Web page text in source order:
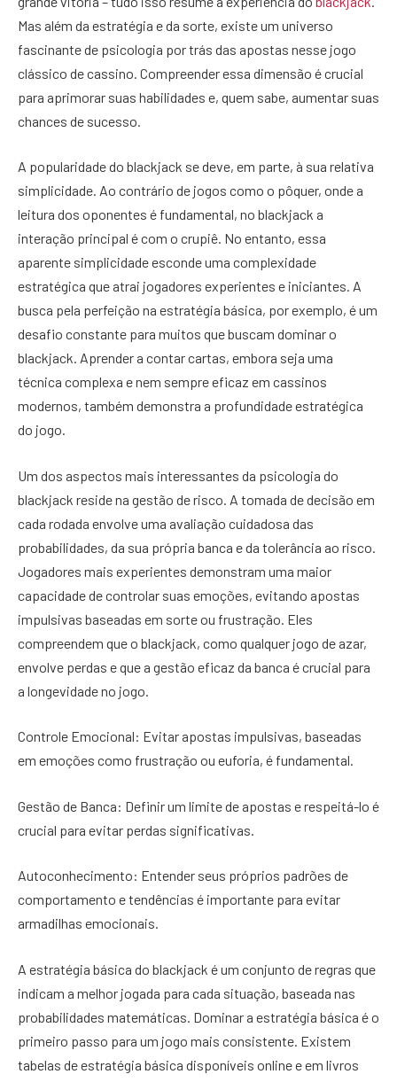
Mas além da estratégia e da sorte, existe um universo
fascinante de psicologia por trás das apostas nesse jogo
clássico de cassino. Compreender essa dimensão é crucial
para aprimorar suas habilidades e, quem sabe, aumentar suas
chances de sucesso.
A popularidade do blackjack se deve, em parte, à sua relativa
simplicidade. Ao contrário de jogos como o pôquer, onde a
leitura dos oponentes é fundamental, no blackjack a
interação principal é com o crupiê. No entanto, essa
aparente simplicidade esconde uma complexidade
estratégica que atrai jogadores experientes e iniciantes. A
busca pela perfeição na estratégia básica, por exemplo, é um
desafio constante para muitos que buscam dominar o
blackjack. Aprender a contar cartas, embora seja uma
técnica complexa e nem sempre eficaz em cassinos
modernos, também demonstra a profundidade estratégica
do jogo.
Um dos aspectos mais interessantes da psicologia do
blackjack reside na gestão de risco. A tomada de decisão em
cada rodada envolve uma avaliação cuidadosa das
probabilidades, da sua própria banca e da tolerância ao risco.
Jogadores mais experientes demonstram uma maior
capacidade de controlar suas emoções, evitando apostas
impulsivas baseadas em sorte ou frustração. Eles
compreendem que o blackjack, como qualquer jogo de azar,
envolve perdas e que a gestão eficaz da banca é crucial para
a longevidade no jogo.
Controle Emocional: Evitar apostas impulsivas, baseadas
em emoções como frustração ou euforia, é fundamental.
Gestão de Banca: Definir um limite de apostas e respeitá-lo é
crucial para evitar perdas significativas.
Autoconhecimento: Entender seus próprios padrões de
comportamento e tendências é importante para evitar
armadilhas emocionais.
A estratégia básica do blackjack é um conjunto de regras que
indicam a melhor jogada para cada situação, baseada nas
probabilidades matemáticas. Dominar a estratégia básica é o
primeiro passo para um jogo mais consistente. Existem
tabelas de estratégia básica disponíveis online e em livros